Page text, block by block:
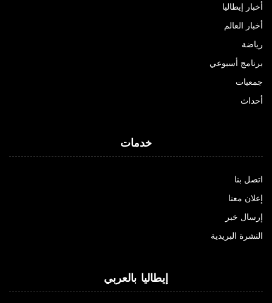
أخبار إيطاليا
أخبار العالم
رياضة
برنامج أسبوعي
جمعيات
أحداث
خدمات
اتصل بنا
إعلان معنا
إرسال خبر
النشرة البريدية
إيطاليا بالعربي